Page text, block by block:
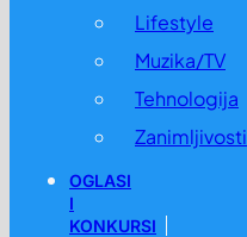
Lifestyle
Muzika/TV
Tehnologija
Zanimljivosti
OGLASI
I
KONKURSI